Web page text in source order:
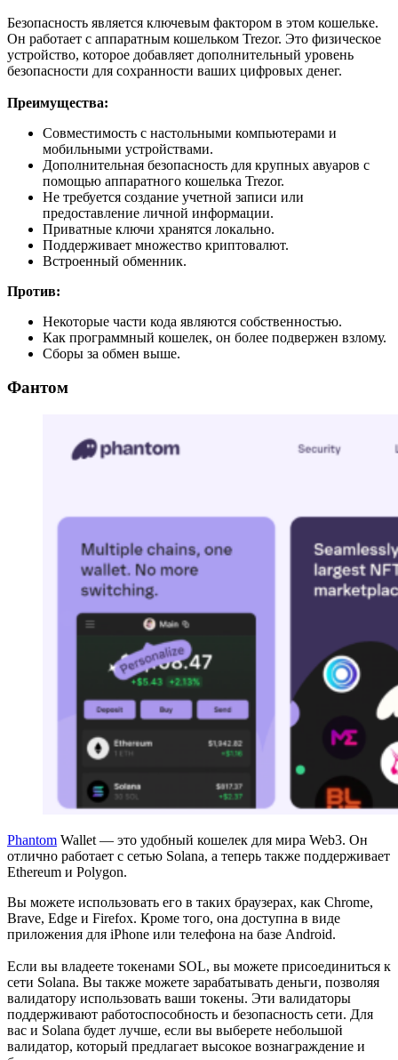
Безопасность является ключевым фактором в этом кошельке.
Он работает с аппаратным кошельком Trezor. Это физическое
устройство, которое добавляет дополнительный уровень
безопасности для сохранности ваших цифровых денег.
Преимущества:
Совместимость с настольными компьютерами и
мобильными устройствами.
Дополнительная безопасность для крупных авуаров с
помощью аппаратного кошелька Trezor.
Не требуется создание учетной записи или
предоставление личной информации.
Приватные ключи хранятся локально.
Поддерживает множество криптовалют.
Встроенный обменник.
Против:
Некоторые части кода являются собственностью.
Как программный кошелек, он более подвержен взлому.
Сборы за обмен выше.
Фантом
Phantom Wallet — это удобный кошелек для мира Web3. Он
отлично работает с сетью Solana, а теперь также поддерживает
Ethereum и Polygon.
Вы можете использовать его в таких браузерах, как Chrome,
Brave, Edge и Firefox. Кроме того, она доступна в виде
приложения для iPhone или телефона на базе Android.
Если вы владеете токенами SOL, вы можете присоединиться к
сети Solana. Вы также можете зарабатывать деньги, позволяя
валидатору использовать ваши токены. Эти валидаторы
поддерживают работоспособность и безопасность сети. Для
вас и Solana будет лучше, если вы выберете небольшой
валидатор, который предлагает высокое вознаграждение и